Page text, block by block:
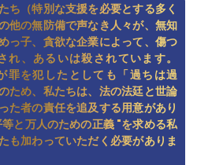
ち（特別な支援を必要とする多く
他の無防備で声なき人々が、無知
っ子、貪欲な企業によって、傷つ
、あるいは殺されています。
を犯したとしても「過ちは過
ため、私たちは、法の法廷と世論
た者の責任を追及する用意があり
と万人のための正義 "を求める私
も加わっていただく必要がありま